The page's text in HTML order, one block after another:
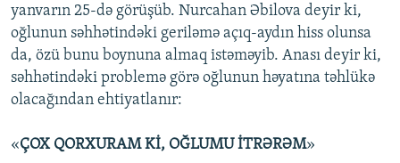
yanvarın 25-də görüşüb. Nurcahan Əbilova deyir ki,
oğlunun səhhətindəki geriləmə açıq-aydın hiss olunsa
da, özü bunu boynuna almaq istəməyib. Anası deyir ki,
səhhətindəki problemə görə oğlunun həyatına təhlükə
olacağından ehtiyatlanır:
«ÇOX QORXURAM Kİ, OĞLUMU İTRƏRƏM»